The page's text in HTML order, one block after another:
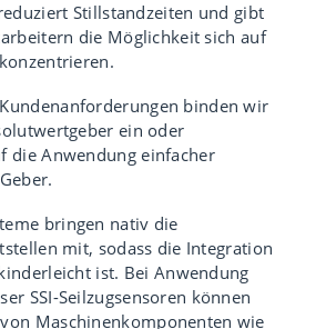
Int
Stillstandzeiten und gibt
die Möglichkeit sich auf
binden wir
ein oder
die Anwendung einfacher
bringen nativ die
mit, sodass die Integration
ist. Bei Anwendung
SSI-Seilzugsensoren können
Maschinenkomponenten wie